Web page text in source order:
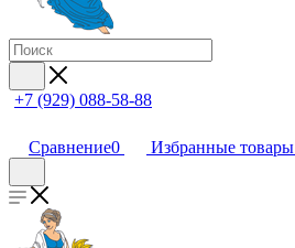
+7 (929) 088-58-88
Сравнение0 Избранные товары